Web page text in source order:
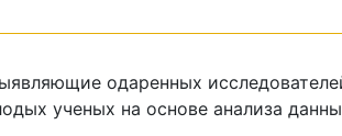
одаренных
ученых на основе анализа